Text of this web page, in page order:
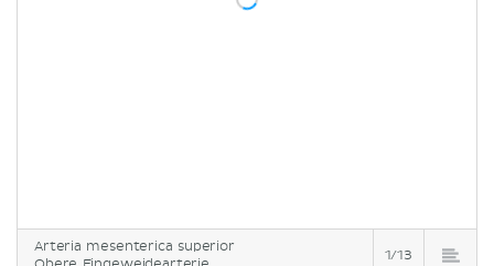
Arteria mesenterica superior
1/13